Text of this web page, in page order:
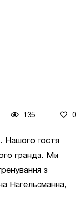
135 0
Нашого гостя
гранда. Ми
з
Нагельсманна,